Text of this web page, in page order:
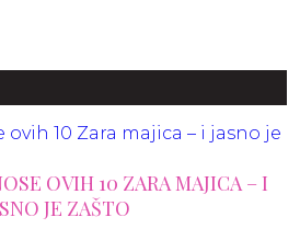
OVIH 10 ZARA MAJICA – I
JE ZAŠTO